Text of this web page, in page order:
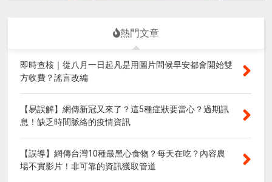
熱門文章
即時查核｜從八月一日起凡是用圖片問候早安都會開始雙
方收費？謠言改編
【易誤解】網傳新冠又來了？這5種症狀要當心？過期訊
息！缺乏時間脈絡的疫情資訊
【誤導】網傳台灣10種最黑心食物？每天在吃？內容農
場不實影片！非可靠的資訊獲取管道